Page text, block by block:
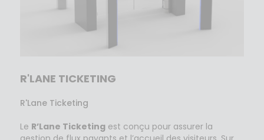
R'LANE TICKETING
R'Lane Ticketing
Le R’Lane Ticketing est conçu pour assurer la